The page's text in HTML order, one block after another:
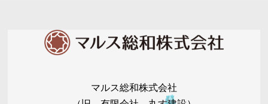
マルス総和株式会社